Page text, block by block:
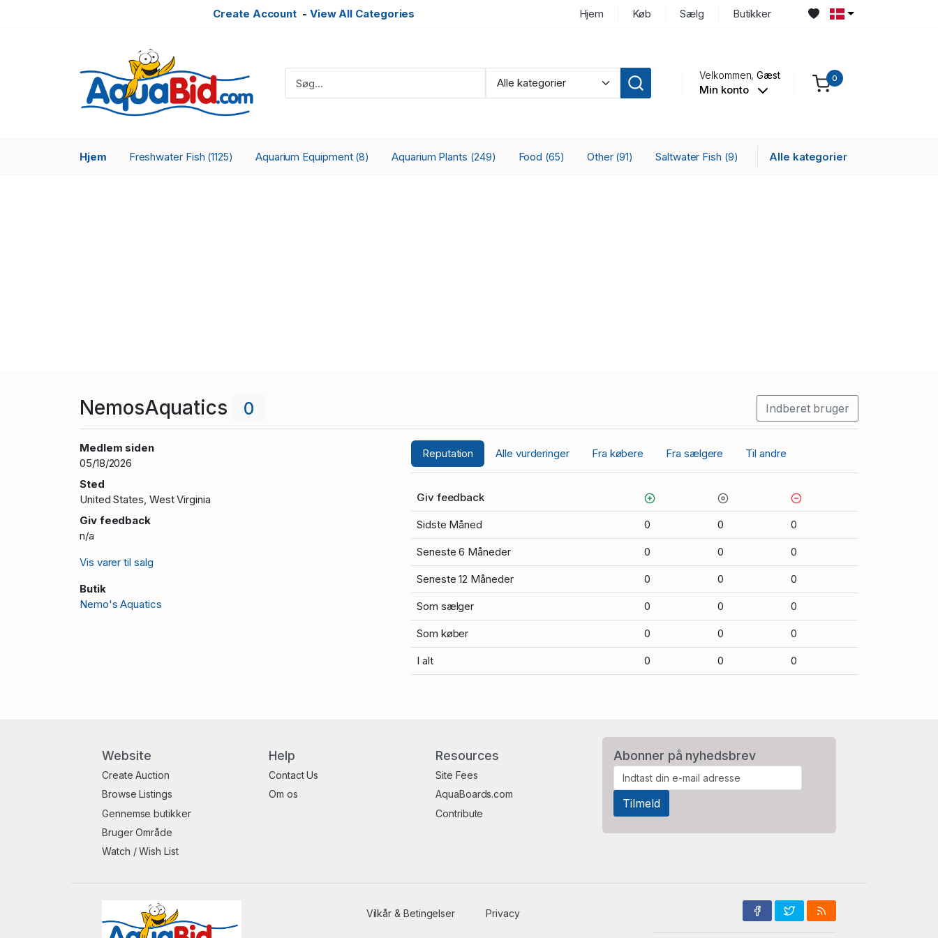
Create Account - View All Categories Hjem Køb Sælg Butikker
Velkommen,Gæst
Min konto
0
Hjem Freshwater Fish (1125) Aquarium Equipment (8) Aquarium Plants (249) Food (65) Other (91) Saltwater Fish (9) Alle kategorier
NemosAquatics 0 Indberet bruger
Medlem siden
05/18/2026
Sted
United States, West Virginia
Giv feedback
n/a
Vis varer til salg
Butik
Nemo's Aquatics
Reputation Alle vurderinger Fra købere Fra sælgere Til andre
Giv feedback
Sidste Måned 0 0 0
Seneste 6 Måneder 0 0 0
Seneste 12 Måneder 0 0 0
Som sælger 0 0 0
Som køber 0 0 0
I alt 0 0 0
Website
Create Auction
Browse Listings
Gennemse butikker
Bruger Område
Watch / Wish List
Help
Contact Us
Om os
Resources
Site Fees
AquaBoards.com
Contribute
Abonner på nyhedsbrev
Vilkår & Betingelser Privacy